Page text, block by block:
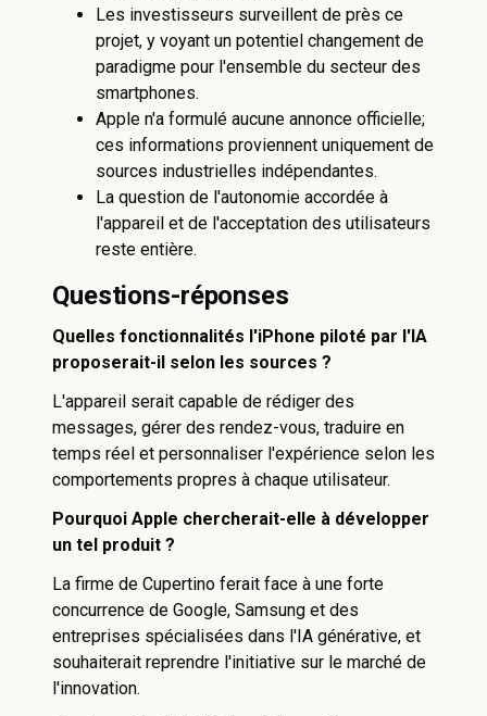
Les investisseurs surveillent de près ce
projet, y voyant un potentiel changement de
paradigme pour l'ensemble du secteur des
smartphones.
Apple n'a formulé aucune annonce officielle;
ces informations proviennent uniquement de
sources industrielles indépendantes.
La question de l'autonomie accordée à
l'appareil et de l'acceptation des utilisateurs
reste entière.
Questions-réponses
Quelles fonctionnalités l'iPhone piloté par l'IA
proposerait-il selon les sources ?
L'appareil serait capable de rédiger des
messages, gérer des rendez-vous, traduire en
temps réel et personnaliser l'expérience selon les
comportements propres à chaque utilisateur.
Pourquoi Apple chercherait-elle à développer
un tel produit ?
La firme de Cupertino ferait face à une forte
concurrence de Google, Samsung et des
entreprises spécialisées dans l'IA générative, et
souhaiterait reprendre l'initiative sur le marché de
l'innovation.